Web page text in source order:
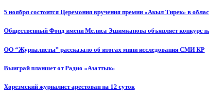
5 ноября состоится Церемония вручения премии «Акыл Тирек» в
Общественный Фонд имени Мелиса Эшимканова объявляет конкурс
ОО “Журналисты” рассказало об итогах мини исследования СМИ КР
Выиграй планшет от Радио «Азаттык»
Хорезмский журналист арестован на 12 суток